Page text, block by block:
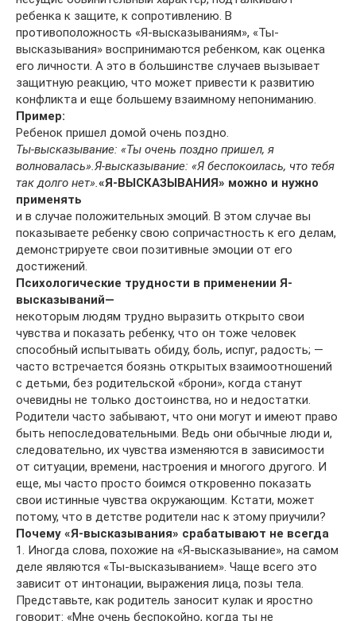
ребенка к защите, к сопротивлению. В
противоположность «Я-высказываниям», «Ты-
высказывания» воспринимаются ребенком, как оценка
его личности. А это в большинстве случаев вызывает
защитную реакцию, что может привести к развитию
конфликта и еще большему взаимному непониманию.
Пример:
Ребенок пришел домой очень поздно.
Ты-высказывание: «Ты очень поздно пришел, я
волновалась».Я-высказывание: «Я беспокоилась, что тебя
так долго нет».«Я-ВЫСКАЗЫВАНИЯ» можно и нужно
применять
и в случае положительных эмоций. В этом случае вы
показываете ребенку свою сопричастность к его делам,
демонстрируете свои позитивные эмоции от его
достижений.
Психологические трудности в применении Я-
высказываний—
некоторым людям трудно выразить открыто свои
чувства и показать ребенку, что он тоже человек
способный испытывать обиду, боль, испуг, радость; —
часто встречается боязнь открытых взаимоотношений
с детьми, без родительской «брони», когда станут
очевидны не только достоинства, но и недостатки.
Родители часто забывают, что они могут и имеют право
быть непоследовательными. Ведь они обычные люди и,
следовательно, их чувства изменяются в зависимости
от ситуации, времени, настроения и многого другого. И
еще, мы часто просто боимся откровенно показать
свои истинные чувства окружающим. Кстати, может
потому, что в детстве родители нас к этому приучили?
Почему «Я-высказывания» срабатывают не всегда
1. Иногда слова, похожие на «Я-высказывание», на самом
деле являются «Ты-высказыванием». Чаще всего это
зависит от интонации, выражения лица, позы тела.
Представьте, как родитель заносит кулак и яростно
говорит: «Мне очень беспокойно, когда ты не